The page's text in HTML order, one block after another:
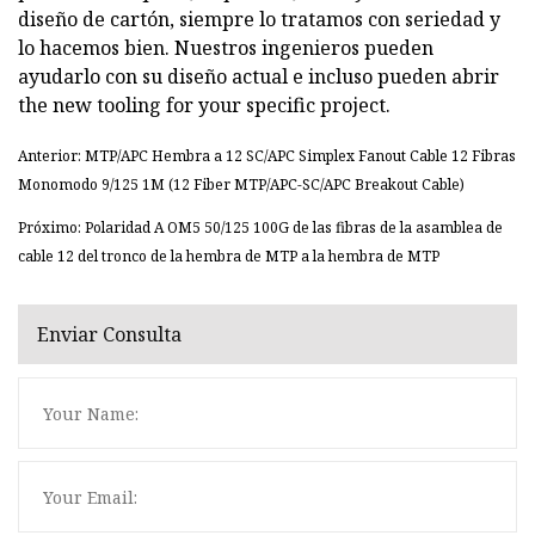
diseño de cartón, siempre lo tratamos con seriedad y
lo hacemos bien. Nuestros ingenieros pueden
ayudarlo con su diseño actual e incluso pueden abrir
the new tooling for your specific project.
Anterior: MTP/APC Hembra a 12 SC/APC Simplex Fanout Cable 12 Fibras
Monomodo 9/125 1M (12 Fiber MTP/APC-SC/APC Breakout Cable)
Próximo: Polaridad A OM5 50/125 100G de las fibras de la asamblea de
cable 12 del tronco de la hembra de MTP a la hembra de MTP
Enviar Consulta